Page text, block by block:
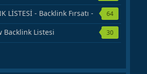
LİSTESİ - Backlink Fırsatı -
64
Backlink Listesi 30